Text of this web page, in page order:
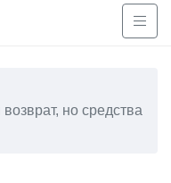
но средства